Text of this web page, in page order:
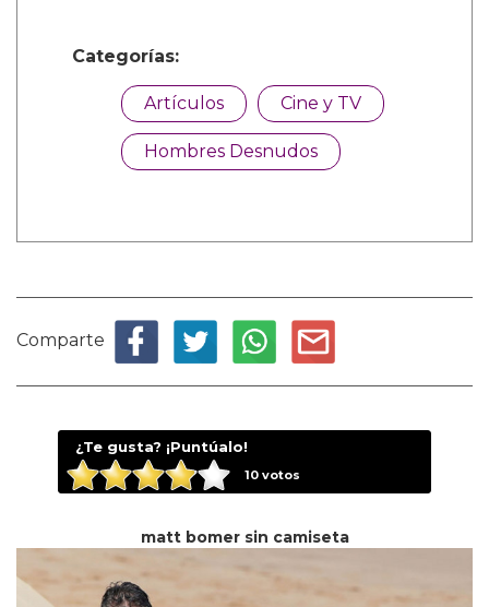
Categorías:
Artículos Cine y TV
Hombres Desnudos
Comparte
¿Te gusta? ¡Puntúalo!
10votos
matt bomer sin camiseta